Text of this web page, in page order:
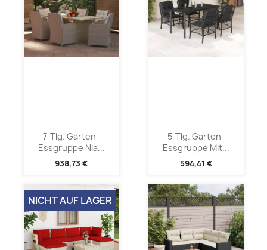
7-Tlg. Garten-
Essgruppe Nia...
938,73 €
5-Tlg. Garten-
Essgruppe Mit...
594,41 €
NICHT AUF LAGER